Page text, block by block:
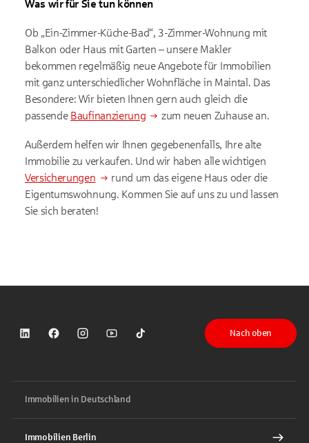
Was wir für Sie tun können
Ob „Ein-Zimmer-Küche-Bad“, 3-Zimmer-Wohnung mit
Balkon oder Haus mit Garten – unsere Makler
bekommen regelmäßig neue Angebote für Immobilien
mit ganz unterschiedlicher Wohnfläche in Maintal. Das
Besondere: Wir bieten Ihnen gern auch gleich die
passende Baufinanzierung zum neuen Zuhause an.
Außerdem helfen wir Ihnen gegebenenfalls, Ihre alte
Immobilie zu verkaufen. Und wir haben alle wichtigen
Versicherungen
rund um das eigene Haus oder die
Eigentumswohnung. Kommen Sie auf uns zu und lassen
Sie sich beraten!
Sparkasse auf LinkedIn
Sparkasse auf Facebook
Sparkasse auf Instagram
Sparkasse auf YouTube
Sparkasse auf TikTok
Nach oben
Immobilien in Deutschland
Immobilien Berlin